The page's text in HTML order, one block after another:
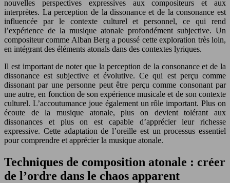
nouvelles perspectives expressives aux compositeurs et aux
interprètes. La perception de la dissonance et de la consonance est
influencée par le contexte culturel et personnel, ce qui rend
l’expérience de la musique atonale profondément subjective. Un
compositeur comme Alban Berg a poussé cette exploration très loin,
en intégrant des éléments atonals dans des contextes lyriques.
Il est important de noter que la perception de la consonance et de la
dissonance est subjective et évolutive. Ce qui est perçu comme
dissonant par une personne peut être perçu comme consonant par
une autre, en fonction de son expérience musicale et de son contexte
culturel. L’accoutumance joue également un rôle important. Plus on
écoute de la musique atonale, plus on devient tolérant aux
dissonances et plus on est capable d’apprécier leur richesse
expressive. Cette adaptation de l’oreille est un processus essentiel
pour comprendre et apprécier la musique atonale.
Techniques de composition atonale : créer
de l’ordre dans le chaos apparent